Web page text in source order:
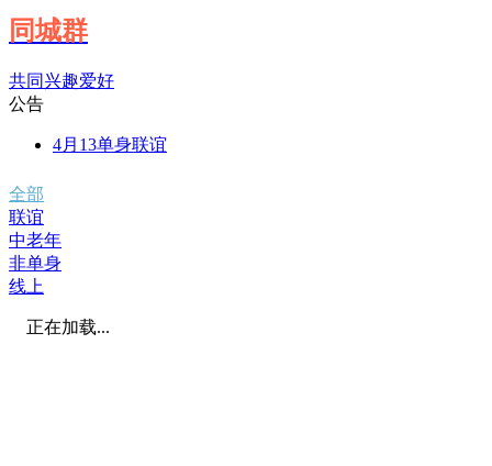
同城群
共同兴趣爱好
公告
4月13单身联谊
全部
联谊
中老年
非单身
线上
正在加载...